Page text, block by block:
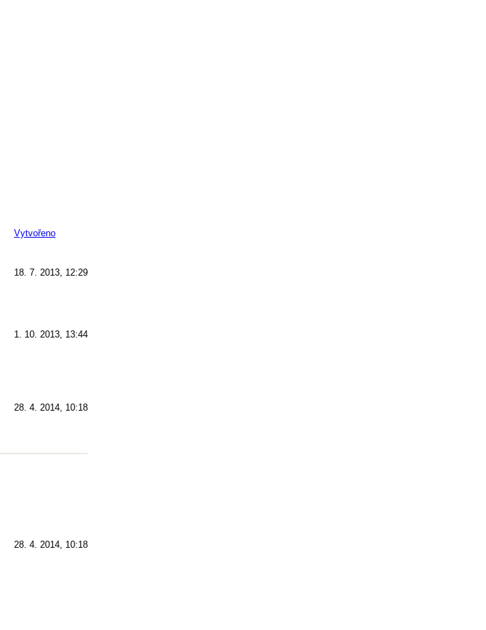
Vytvořeno
18. 7. 2013, 12:29
1. 10. 2013, 13:44
28. 4. 2014, 10:18
28. 4. 2014, 10:18